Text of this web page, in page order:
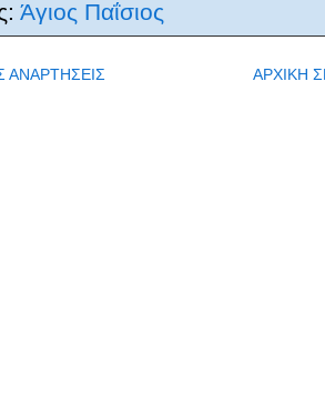
Άγιος Παΐσιος
ΑΝΑΡΤΗΣΕΙΣ ΑΡΧΙΚΗ